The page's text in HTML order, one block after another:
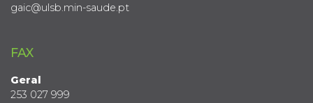
gaic@ulsb.min-saude.pt
FAX
Geral
253 027 999